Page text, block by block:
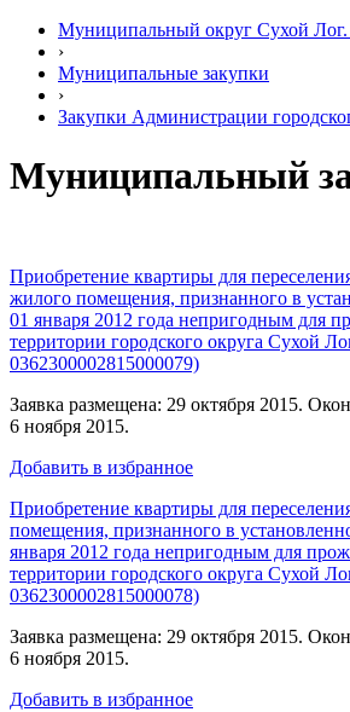
Муниципальный округ Сухой
›
Муниципальные закупки
›
Закупки Администрации
Муниципальный
Приобретение квартиры для
жилого помещения, признанного в
01 января 2012 года непригодным для
территории городского округа Сухой
0362300002815000079)
Заявка размещена: 29 октября 2015.
6 ноября 2015.
Добавить в избранное
Приобретение квартиры для
помещения, признанного в
января 2012 года непригодным для
территории городского округа Сухой
0362300002815000078)
Заявка размещена: 29 октября 2015.
6 ноября 2015.
Добавить в избранное